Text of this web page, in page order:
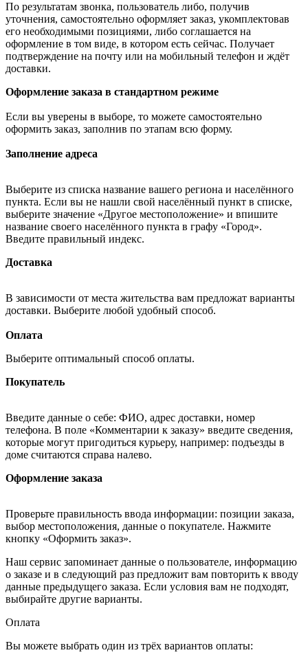
По результатам звонка, пользователь либо, получив
уточнения, самостоятельно оформляет заказ, укомплектовав
его необходимыми позициями, либо соглашается на
оформление в том виде, в котором есть сейчас. Получает
подтверждение на почту или на мобильный телефон и ждёт
доставки.
Оформление заказа в стандартном режиме
Если вы уверены в выборе, то можете самостоятельно
оформить заказ, заполнив по этапам всю форму.
Заполнение адреса
Выберите из списка название вашего региона и населённого
пункта. Если вы не нашли свой населённый пункт в списке,
выберите значение «Другое местоположение» и впишите
название своего населённого пункта в графу «Город».
Введите правильный индекс.
Доставка
В зависимости от места жительства вам предложат варианты
доставки. Выберите любой удобный способ.
Оплата
Выберите оптимальный способ оплаты.
Покупатель
Введите данные о себе: ФИО, адрес доставки, номер
телефона. В поле «Комментарии к заказу» введите сведения,
которые могут пригодиться курьеру, например: подъезды в
доме считаются справа налево.
Оформление заказа
Проверьте правильность ввода информации: позиции заказа,
выбор местоположения, данные о покупателе. Нажмите
кнопку «Оформить заказ».
Наш сервис запоминает данные о пользователе, информацию
о заказе и в следующий раз предложит вам повторить к вводу
данные предыдущего заказа. Если условия вам не подходят,
выбирайте другие варианты.
Оплата
Вы можете выбрать один из трёх вариантов оплаты: